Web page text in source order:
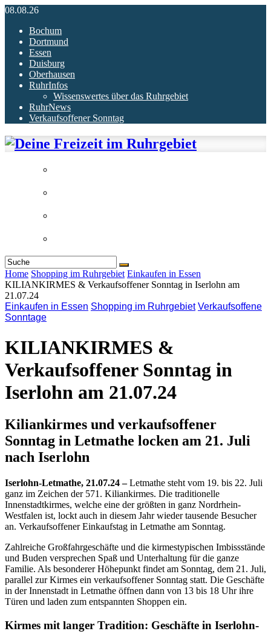
08.08.26
Bochum
Dortmund
Essen
Duisburg
Oberhausen
RuhrInfos
Wissenswertes über das Ruhrgebiet
RuhrNews
Verkaufsoffener Sonntag
Home Shopping im Ruhrgebiet Einkaufen in Essen
KILIANKIRMES & Verkaufsoffener Sonntag in Iserlohn am
21.07.24
Einkaufen in Essen Shopping im Ruhrgebiet Verkaufsoffene
Sonntage
KILIANKIRMES &
Verkaufsoffener Sonntag in
Iserlohn am 21.07.24
Kiliankirmes und verkaufsoffener
Sonntag in Letmathe locken am 21. Juli
nach Iserlohn
Iserlohn-Letmathe, 21.07.24 –Letmathe steht vom 19. bis 22. Juli
ganz im Zeichen der 571. Kiliankirmes. Die traditionelle
Innenstadtkirmes, welche eine der größten in ganz Nordrhein-
Westfalen ist, lockt auch in diesem Jahr wieder tausende Besucher
an. Verkaufsoffener Einkaufstag in Letmathe am Sonntag.
Zahlreiche Großfahrgeschäfte und die kirmestypischen Imbissstände
und Buden versprechen Spaß und Unterhaltung für die ganze
Familie. Als besonderer Höhepunkt findet am Sonntag, dem 21. Juli,
parallel zur Kirmes ein verkaufsoffener Sonntag statt. Die Geschäfte
in der Innenstadt in Letmathe öffnen dann von 13 bis 18 Uhr ihre
Türen und laden zum entspannten Shoppen ein.
Kirmes mit langer Tradition: Geschäfte in Iserlohn-